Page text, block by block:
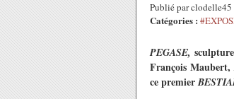
Publié par
Catégories :
PEGASE,
François Maubert,
ce premier